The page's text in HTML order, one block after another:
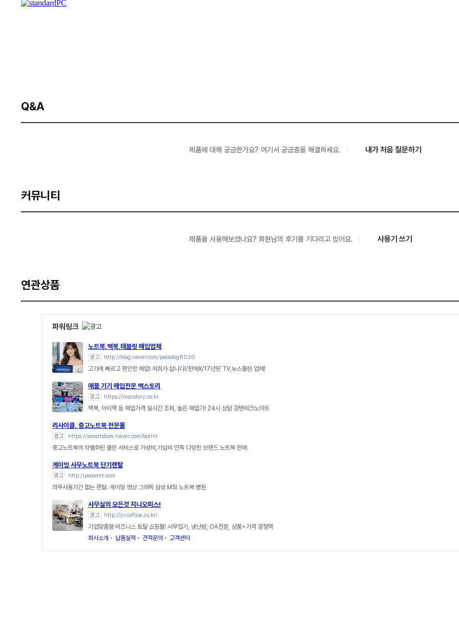
Q&A
제품에 대해 궁금한가요? 여기서 궁금증을 해결하세요. 내가 처음 질문하기
커뮤니티
제품을 사용해보셨나요? 회원님의 후기를 기다리고 있어요. 사용기 쓰기
연관상품
파워링크
노트북,맥북,태블릿 매입업체
광고 http://blog.naver.com/paladog8030
고가에 빠르고 편안한 매입! 저희가 삽니다!/판매X/17년된 TV,뉴스출현 업체!
애플 기기 매입전문 맥스토리
광고 https://macstory.co.kr
맥북, 아이맥 등 매입가격 실시간 조회, 높은 매입가! 24시 상담 강변테크노마트
리사이클, 중고노트북 전문몰
광고 https://smartstore.naver.com/bornit
중고노트북의 차별화된 클린 서비스로 가성비,가심비 만족 다양한 브랜드 노트북 판매
게이밍 사무노트북 단기렌탈
광고 http://pooomrt.com
의무사용기간 없는 렌탈. 게이밍 영상 그래픽 삼성 MSI 노트북 병원
사무실의 모든것 지니오피스!
광고 http://jinioffice.co.kr/
기업맞춤형 비즈니스 토탈 쇼핑몰! 사무집기, 냉난방, OA전문, 상품+가격 경쟁력
회사소개
납품실적 견적문의 고객센터